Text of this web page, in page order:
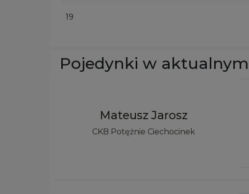
19
Pojedynki w
Mateusz Jarosz
CKB Potężnie Ciechocinek